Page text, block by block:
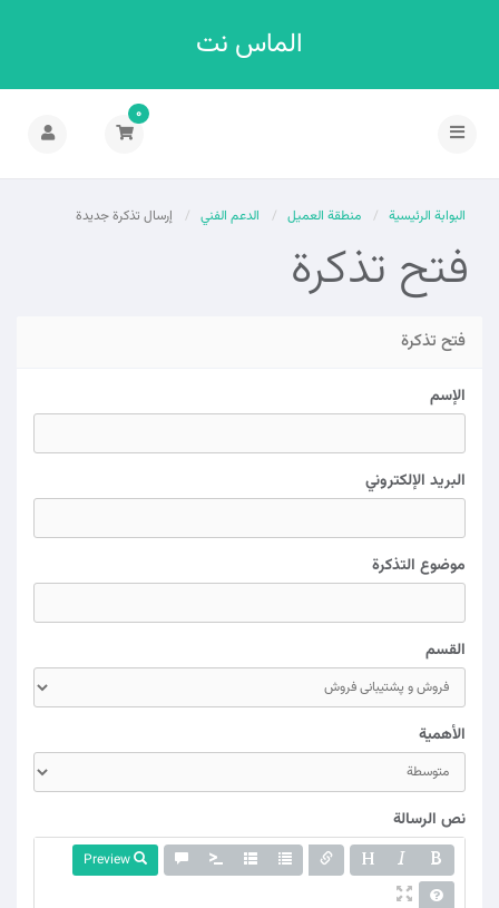
الماس نت
تبديل
0
البوابة الرئيسية منطقة العميل الدعم الفني إرسال تذكرة جديدة
فتح تذكرة
فتح تذكرة
الإسم
البريد الإلكتروني
موضوع التذكرة
القسم
الأهمية
نص الرسالة